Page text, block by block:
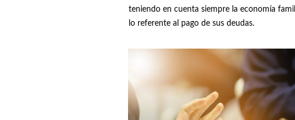
teniendo en cuenta siempre la economía
lo referente al pago de sus deudas.